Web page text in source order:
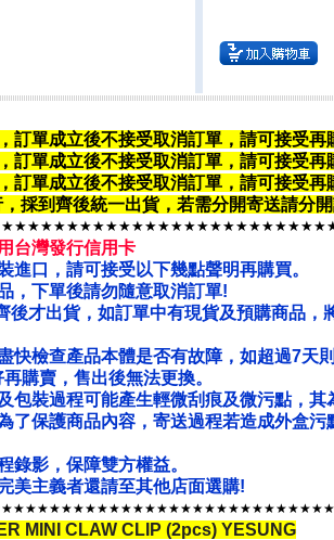
訂單成立後不接受取消訂單，請可接受再
訂單成立後不接受取消訂單，請可接受再
訂單成立後不接受取消訂單，請可接受再
採到齊後統一出貨，若需分開寄送請分
台灣發行信用卡
進口，請可接受以下幾點聲明再購買。
，下單後請勿隨意取消訂單!
後才出貨，如訂單中有現貨及預購商品
快檢查產品本體是否有故障，如超過7天
購賣，售出後無法更換。
包裝過程可能產生輕微刮痕及微污點，其
了保護商品內容，寄送過程若造成外盒
錄影，保障雙方權益。
美主義者還請至其他店面選購!
MINI CLAW CLIP (2pcs)YESUNG